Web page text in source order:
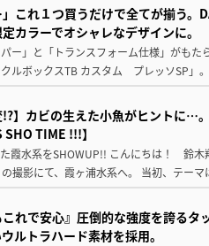
これ１つ買うだけで全てが揃う
カラーでオシャレなデザインに。
パー」と「トランスフォーム仕様」がも
ルボックスTB カスタム プレッソSP」
!?】カビの生えた小魚がヒントに…
SHO TIME !!!】
霞水系をSHOWUP!! こんにちは！ 鈴
の撮影にて、霞ヶ浦水系へ。 当初、テー
これで安心』圧倒的な強度を誇る
ルトラハード素材を採用。